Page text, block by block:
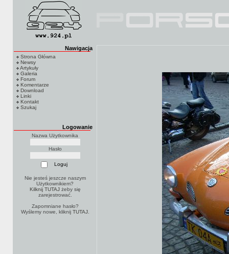
Nawigacja
Strona Główna
Newsy
Artykuły
Galeria
Forum
Komentarze
Download
Linki
Kontakt
Szukaj
Logowanie
Nazwa Użytkownika
Hasło
Nie jesteś jeszcze naszym
Użytkownikiem?
Kilknij TUTAJżeby się
zarejestrować.
Zapomniane hasło?
Wyślemy nowe, kliknij TUTAJ.